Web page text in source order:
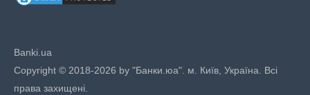
Banki.ua
Copyright © 2018-2026 by "Банки.юа". м. Київ, Україна. Всі
права захищені.